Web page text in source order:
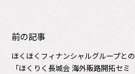
前の記事
ほくほくフィナンシャルグループとの
「ほくりく長城会 海外販路開拓セミ